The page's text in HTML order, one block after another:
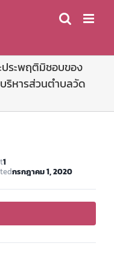
ประพฤติมิชอบของ
ริหารส่วนตำบลวัด
1
กรกฎาคม 1, 2020